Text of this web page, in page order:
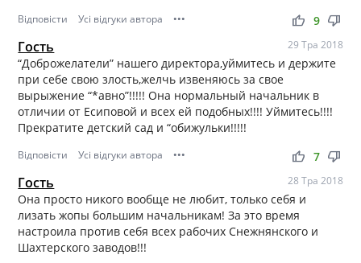
Відповісти Усі відгуки автора ••• thumb_up thumb_down
9
Гость 29 Тра 2018
“Доброжелатели” нашего директора,уймитесь и держите
при себе свою злость,желчь извеняюсь за свое
вырыжение “*авно”!!!!! Она нормальный начальник в
отличии от Есиповой и всех ей подобных!!!! Уймитесь!!!!
Прекратите детский сад и “обижульки!!!!!
Відповісти Усі відгуки автора ••• thumb_up thumb_down
7
Гость 28 Тра 2018
Она просто никого вообще не любит, только себя и
лизать жопы большим начальникам! За это время
настроила против себя всех рабочих Снежнянского и
Шахтерского заводов!!!